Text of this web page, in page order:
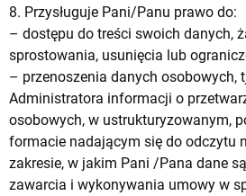
8. Przysługuje Pani/Panu prawo do:
– dostępu do treści swoich danych,
sprostowania, usunięcia lub
– przenoszenia danych osobowych,
Administratora informacji o
osobowych, w ustrukturyzowanym,
formacie nadającym się do odczytu
zakresie, w jakim Pani /Pana dane
zawarcia i wykonywania umowy w